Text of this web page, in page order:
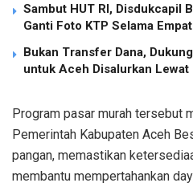
Sambut HUT RI, Disdukcapil
Ganti Foto KTP Selama
Bukan Transfer Dana,
untuk Aceh Disalurkan
Program pasar murah tersebut
Pemerintah Kabupaten Aceh
pangan, memastikan
membantu mempertahankan